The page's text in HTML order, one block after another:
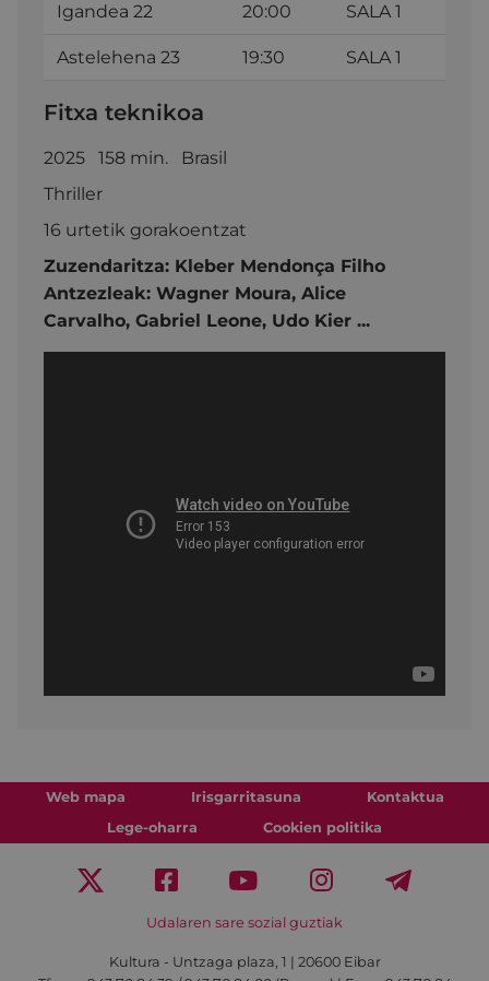
Igandea 22 20:00 SALA 1
Astelehena 23 19:30 SALA 1
Fitxa teknikoa
2025 158 min. Brasil
Thriller
16 urtetik gorakoentzat
Zuzendaritza: Kleber Mendonça Filho
Antzezleak: Wagner Moura, Alice
Carvalho, Gabriel Leone, Udo Kier ...
Web mapa Irisgarritasuna
Kontaktua
Lege-oharra
Cookien politika
Udalaren sare sozial guztiak
Kultura - Untzaga plaza, 1 | 20600 Eibar